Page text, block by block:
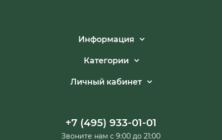
Информация
Категории
Личный кабинет
+7 (495) 933-01-01
Звоните нам с 9:00 до 21:00